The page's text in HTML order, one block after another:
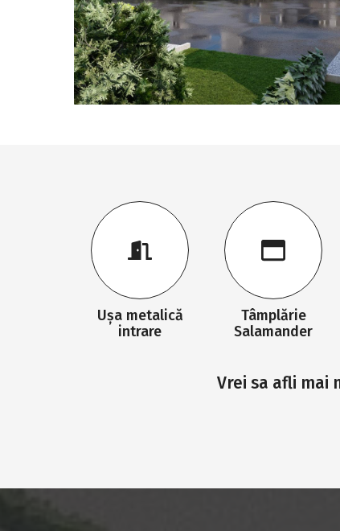
Ușa metalică
intrare
Tâmplărie
Salamander
Vrei sa afli mai